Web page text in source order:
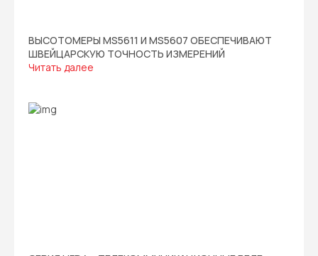
ВЫСОТОМЕРЫ MS5611 И MS5607 ОБЕСПЕЧИВАЮТ
ШВЕЙЦАРСКУЮ ТОЧНОСТЬ ИЗМЕРЕНИЙ
Читать далее